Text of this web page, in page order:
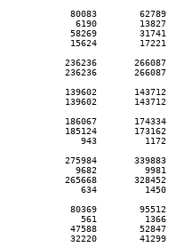
80083
6190        13827
58269        31741
15624        17221
236236       266087
236236       266087
139602       143712
139602       143712
186067       174334
185124       173162
943         1172
275984       339883
9682         9981
265668       328452
634         1450
80369
561         1366
47588        52847
32220        41299